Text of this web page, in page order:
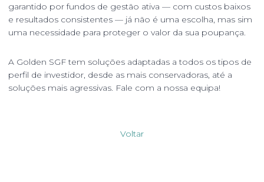
garantido por fundos de gestão ativa — com custos baixos
e resultados consistentes — já não é uma escolha, mas sim
uma necessidade para proteger o valor da sua poupança.
A Golden SGF tem soluções adaptadas a todos os tipos de
perfil de investidor, desde as mais conservadoras, até a
soluções mais agressivas. Fale com a nossa equipa!
Voltar